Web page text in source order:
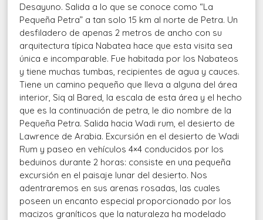
Desayuno. Salida a lo que se conoce como “La
Pequeña Petra” a tan solo 15 km al norte de Petra. Un
desfiladero de apenas 2 metros de ancho con su
arquitectura típica Nabatea hace que esta visita sea
única e incomparable. Fue habitada por los Nabateos
y tiene muchas tumbas, recipientes de agua y cauces.
Tiene un camino pequeño que lleva a alguna del área
interior, Siq al Bared, la escala de esta área y el hecho
que es la continuación de petra, le dio nombre de la
Pequeña Petra. Salida hacia Wadi rum, el desierto de
Lawrence de Arabia. Excursión en el desierto de Wadi
Rum y paseo en vehículos 4×4 conducidos por los
beduinos durante 2 horas: consiste en una pequeña
excursión en el paisaje lunar del desierto. Nos
adentraremos en sus arenas rosadas, las cuales
poseen un encanto especial proporcionado por los
macizos graníticos que la naturaleza ha modelado